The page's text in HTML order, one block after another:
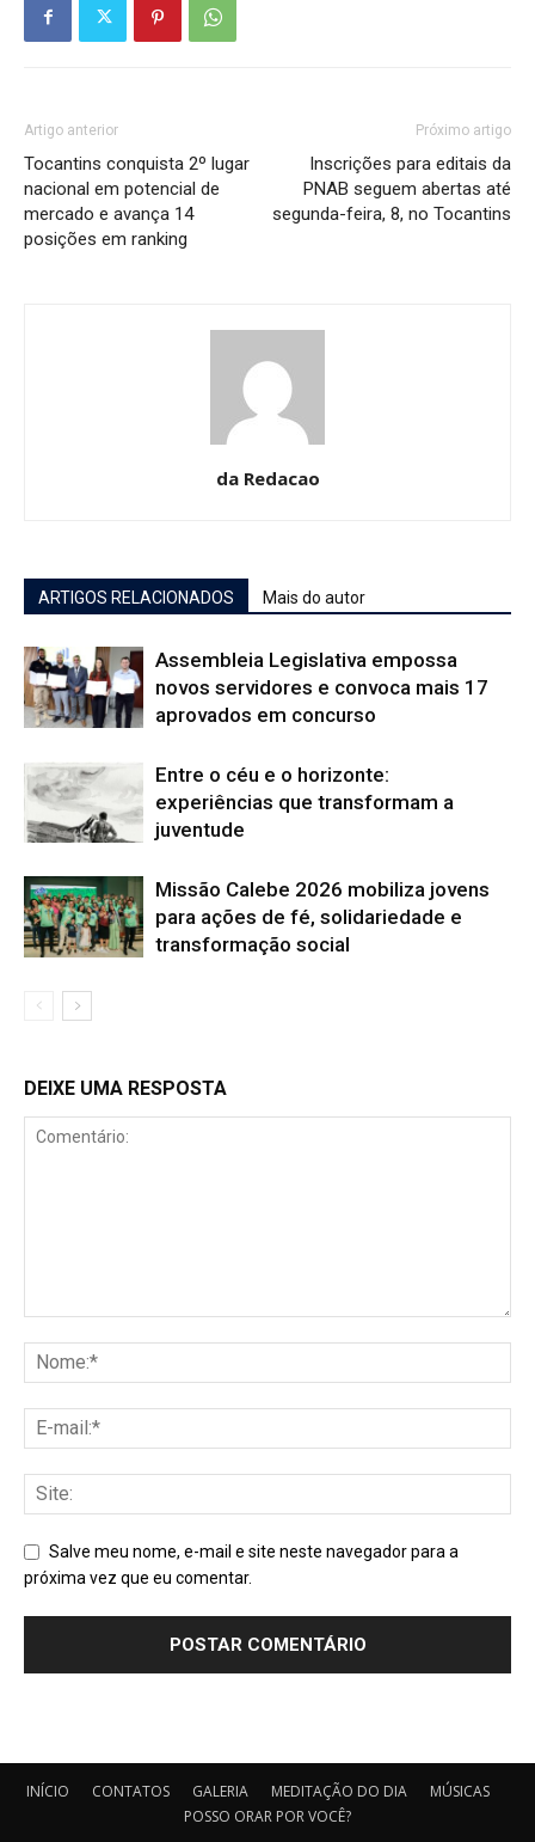
Artigo anterior
Tocantins conquista 2º lugar
nacional em potencial de
mercado e avança 14
posições em ranking
Próximo artigo
Inscrições para editais da
PNAB seguem abertas até
segunda-feira, 8, no Tocantins
da Redacao
ARTIGOS RELACIONADOS Mais do autor
Assembleia Legislativa empossa
novos servidores e convoca mais 17
aprovados em concurso
Entre o céu e o horizonte:
experiências que transformam a
juventude
Missão Calebe 2026 mobiliza jovens
para ações de fé, solidariedade e
transformação social
DEIXE UMA RESPOSTA
Salve meu nome, e-mail e site neste navegador para a
próxima vez que eu comentar.
INÍCIO CONTATOS GALERIA MEDITAÇÃO DO DIA
MÚSICAS
POSSO ORAR POR VOCÊ?